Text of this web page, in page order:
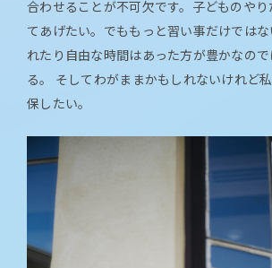
合わせることが不可欠です。子どものや
てあげたい。でももっと習い事だけでは
れたり自由な時間はあった方が豊かなの
る。 そしてわがままかもしれないけれど
保したい。